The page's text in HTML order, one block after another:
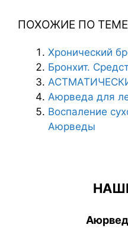
ПОХОЖИЕ ПО
Хронический
Бронхит.
Аюрведа для
Воспаление
Аюрведы